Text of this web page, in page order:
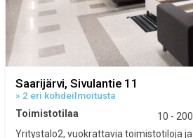
Saarijärvi, Sivulantie 11
» 2 eri kohdeilmoitusta
Toimistotilaa 10 -
Yritystalo2, vuokrattavia toimistotiloja